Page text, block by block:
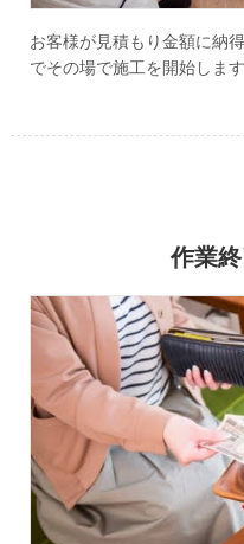
お客様が見積もり金額に納
でその場で施工を開始します
作業